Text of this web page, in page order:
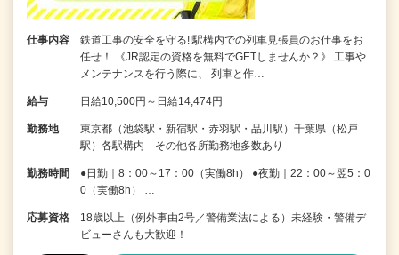
仕事内容
鉄道工事の安全を守る!!駅構内での列車見張員のお仕事をお
任せ！ 《JR認定の資格を無料でGETしませんか？》 工事や
メンテナンスを行う際に、 列車と作…
給与 日給10,500円～日給14,474円
勤務地
東京都（池袋駅・新宿駅・赤羽駅・品川駅）千葉県（松戸
駅）各駅構内 その他各所勤務地多数あり
勤務時間
●日勤｜8：00～17：00（実働8h） ●夜勤｜22：00～翌5：0
0（実働8h） …
応募資格
18歳以上（例外事由2号／警備業法による）未経験・警備デ
ビューさんも大歓迎！